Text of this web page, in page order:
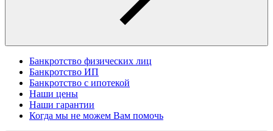
Банкротство физических лиц
Банкротство ИП
Банкротство с ипотекой
Наши цены
Наши гарантии
Когда мы не можем Вам помочь